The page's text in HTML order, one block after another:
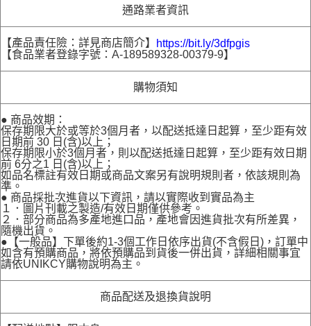
通路業者資訊
【產品責任險：詳見商店簡介】
https://bit.ly/3dfpgis
【食品業者登錄字號：A-189589328-00379-9】
購物須知
● 商品效期：
保存期限大於或等於3個月者，以配送抵達日起算，至少距有效
日期前 30 日(含)以上；
保存期限小於3個月者，則以配送抵達日起算，至少距有效日期
前 6分之1 日(含)以上；
如品名標註有效日期或商品文案另有說明規則者，依該規則為
準。
● 商品採批次進貨以下資訊，請以實際收到實品為主
１．圖片刊載之製造/有效日期僅供參考。
２．部分商品為多產地進口品，產地會因進貨批次有所差異，
隨機出貨。
●【一般品】下單後約1-3個工作日依序出貨(不含假日)，訂單中
如含有預購商品，將依預購品到貨後一併出貨，詳細相關事宜
請依UNIKCY購物說明為主。
商品配送及退換貨說明